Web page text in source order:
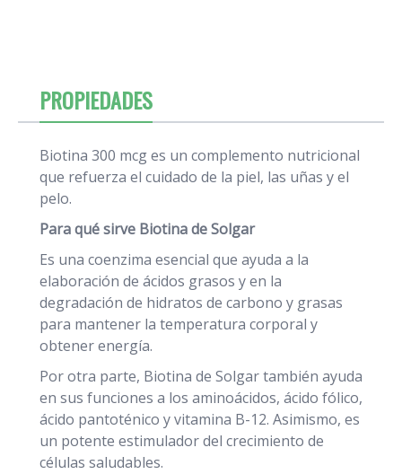
PROPIEDADES
Biotina 300 mcg es un complemento nutricional
que refuerza el cuidado de la piel, las uñas y el
pelo.
Para qué sirve Biotina de Solgar
Es una coenzima esencial que ayuda a la
elaboración de ácidos grasos y en la
degradación de hidratos de carbono y grasas
para mantener la temperatura corporal y
obtener energía.
Por otra parte, Biotina de Solgar también ayuda
en sus funciones a los aminoácidos, ácido fólico,
ácido pantoténico y vitamina B-12. Asimismo, es
un potente estimulador del crecimiento de
células saludables.